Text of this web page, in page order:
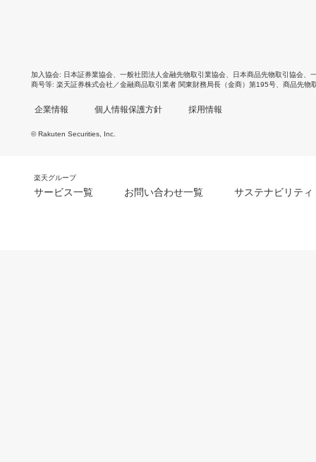
加入協会 日本証券業協会 一般社団法人金融先物取引業協会 日本商品先物取引協会
商号等 楽天証券株式会社／金融商品取引業者 関東財務局長（金商）第195号、商品先物
企業情報 個人情報保護方針 採用情報
© Rakuten Securities, Inc.
楽天グループ
サービス一覧 お問い合わせ一覧 サステナビリティ